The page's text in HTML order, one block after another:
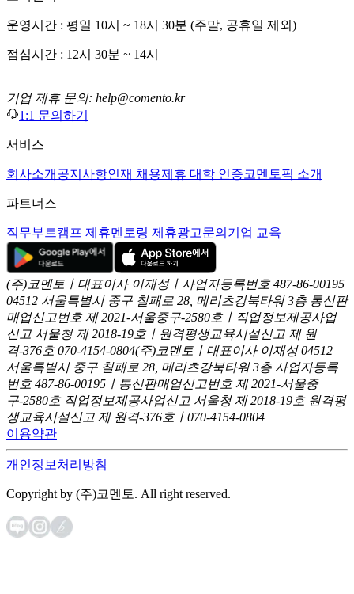
운영시간 : 평일 10시 ~ 18시 30분 (주말, 공휴일 제외)
점심시간 : 12시 30분 ~ 14시
기업 제휴 문의: help@comento.kr
1:1 문의하기
서비스
회사소개 공지사항인재 채용제휴 대학 인증코멘토픽 소개
파트너스
직무부트캠프 제휴멘토링 제휴광고문의 기업 교육
(주)코멘토ㅣ대표이사 이재성ㅣ사업자등록번호 487-86-00195
04512 서울특별시 중구 칠패로 28, 메리츠강북타워 3층 통신판
매업신고번호 제 2021-서울중구-2580호ㅣ직업정보제공사업
신고 서울청 제 2018-19호ㅣ원격평생교육시설신고 제 원
격-376호 070-4154-0804(주)코멘토ㅣ대표이사 이재성 04512
서울특별시 중구 칠패로 28, 메리츠강북타워 3층 사업자등록
번호 487-86-00195ㅣ통신판매업신고번호 제 2021-서울중
구-2580호 직업정보제공사업신고 서울청 제 2018-19호 원격평
생교육시설신고 제 원격-376호ㅣ070-4154-0804
이용약관
개인정보처리방침
Copyright by (주)코멘토. All right reserved.